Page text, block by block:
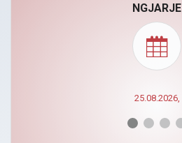
NGJARJE
25.08.2026,